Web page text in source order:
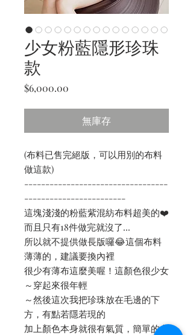
少女粉藍隱形珍珠
款
$6,000.00
無庫存
(布料已售完絕版，可以用別的布料
做這款)
----------------------------------
------------------------
這塊淺淺的粉藍紫混紡布料超美的❤️
而且只有18件做完就沒了...
所以就不提供做長版囉😂這個布料
薄薄的，建議要換內裡
很少有薄布這麼美喔！這顏色很少女
～穿起來很年輕
～然後這次我把珍珠放在毛邊的下
方，有點若隱若現的
加上顏色本身就很有氣質，簡單的內